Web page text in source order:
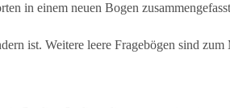
in einem neuen Bogen
ist. Weitere leere Fragebögen sind